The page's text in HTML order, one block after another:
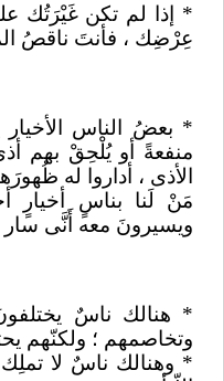
* إذا لم تكن غَيْرَتُك
عِرْضِك ، فأنتَ ناقصُ
* بعضُ الناس
منفعةً أو يُلْحِقْ بهم
الأذى ، أداروا له
مَنْ لَنا بناسٍ أخيارٍ
ويسيرونَ معه أَنَّى سار
* هنالك ناسٌ
وتخاصمهم ؛ ولكنّهم
* وهنالك ناسٌ لا